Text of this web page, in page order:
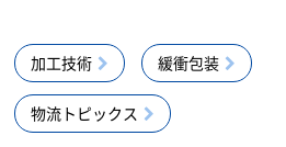
加工技術 緩衝包装
物流トピックス